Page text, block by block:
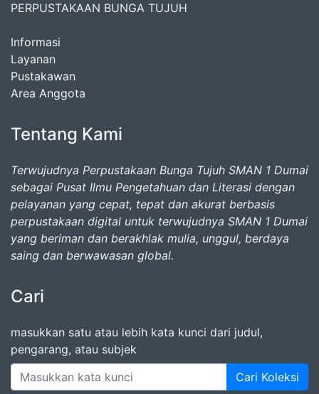
PERPUSTAKAAN BUNGA TUJUH
Informasi
Layanan
Pustakawan
Area Anggota
Tentang Kami
Terwujudnya Perpustakaan Bunga Tujuh SMAN 1 Dumai
sebagai Pusat Ilmu Pengetahuan dan Literasi dengan
pelayanan yang cepat, tepat dan akurat berbasis
perpustakaan digital untuk terwujudnya SMAN 1 Dumai
yang beriman dan berakhlak mulia, unggul, berdaya
saing dan berwawasan global.
Cari
masukkan satu atau lebih kata kunci dari judul,
pengarang, atau subjek
Cari Koleksi